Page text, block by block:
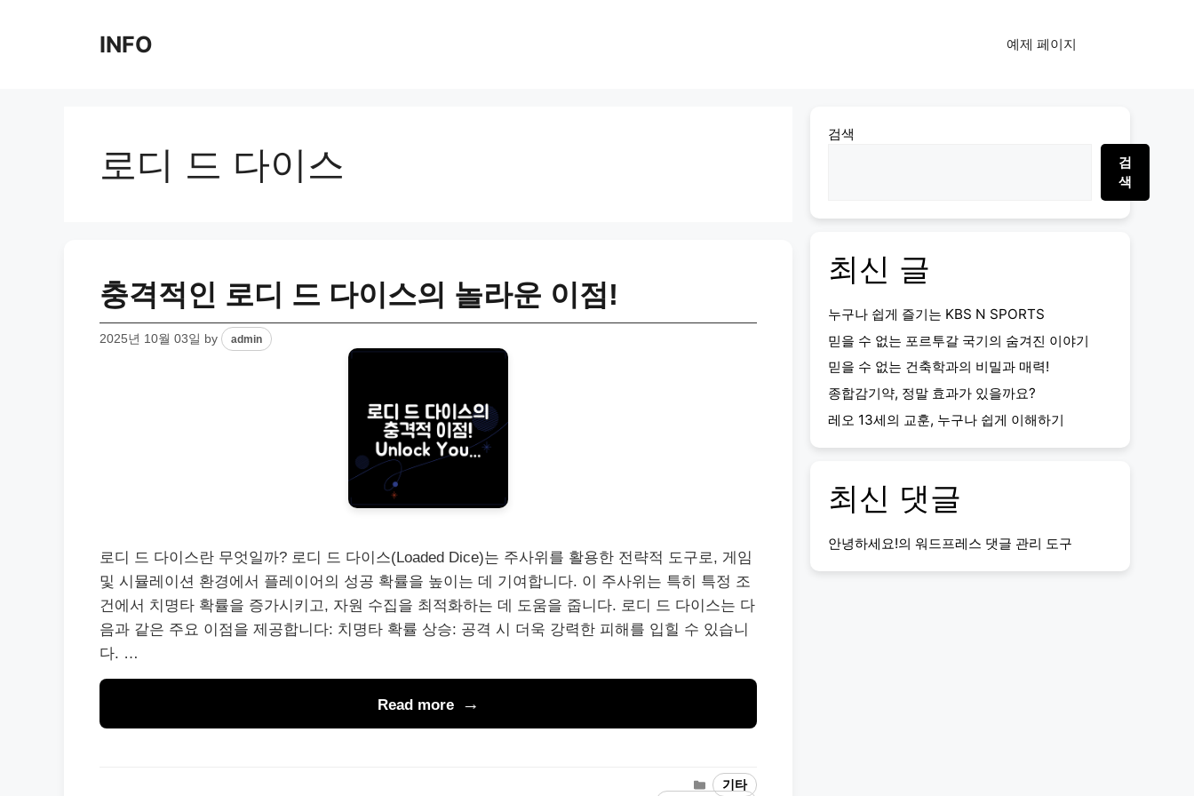
INFO 예제 페이지
로디 드 다이스
충격적인 로디 드 다이스의 놀라운 이점!
2025년 10월 03일 by admin
로디 드 다이스란 무엇일까? 로디 드 다이스(Loaded Dice)는 주사위를 활용한 전략적 도구로, 게임
및 시뮬레이션 환경에서 플레이어의 성공 확률을 높이는 데 기여합니다. 이 주사위는 특히 특정 조
건에서 치명타 확률을 증가시키고, 자원 수집을 최적화하는 데 도움을 줍니다. 로디 드 다이스는 다
음과 같은 주요 이점을 제공합니다: 치명타 확률 상승: 공격 시 더욱 강력한 피해를 입힐 수 있습니
다. …
Read more
Categories
기타
검색
검
색
최신 글
누구나 쉽게 즐기는 KBS N SPORTS
믿을 수 없는 포르투갈 국기의 숨겨진 이야기
믿을 수 없는 건축학과의 비밀과 매력!
종합감기약, 정말 효과가 있을까요?
레오 13세의 교훈, 누구나 쉽게 이해하기
최신 댓글
안녕하세요!의 워드프레스 댓글 관리 도구